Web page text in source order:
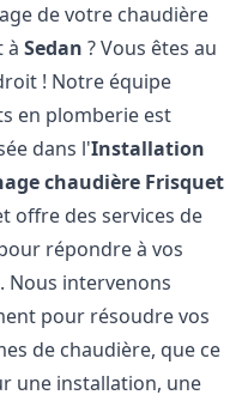
de votre chaudière
àSedan ? Vous êtes au
! Notre équipe
en plomberie est
dans l'Installation
chaudière Frisquet
offre des services de
répondre à vos
Nous intervenons
pour résoudre vos
de chaudière, que ce
une installation, une